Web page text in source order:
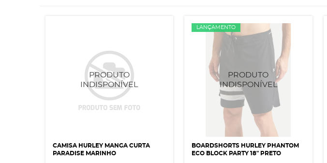
CAMISA HURLEY MANGA CURTA
PARADISE MARINHO
LANÇAMENTO
BOARDSHORTS HURLEY PHANTOM
ECO BLOCK PARTY 18" PRETO